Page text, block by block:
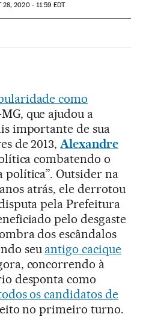
28, 2020 - 11:59 EDT
Sociales
como
que ajudou a
importante de sua
de 2013, Alexandre
combatendo o
política”. Outsider na
atrás, ele derrotou
pela Prefeitura
pelo desgaste
dos escândalos
seu antigo cacique
concorrendo à
desponta como
os candidatos de
no primeiro turno.